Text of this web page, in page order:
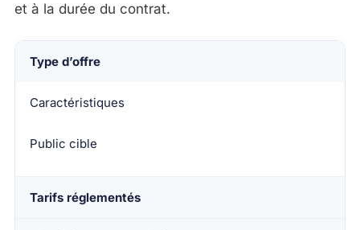
et à la durée du contrat.
Type d’offre
Caractéristiques
Public cible
Tarifs réglementés